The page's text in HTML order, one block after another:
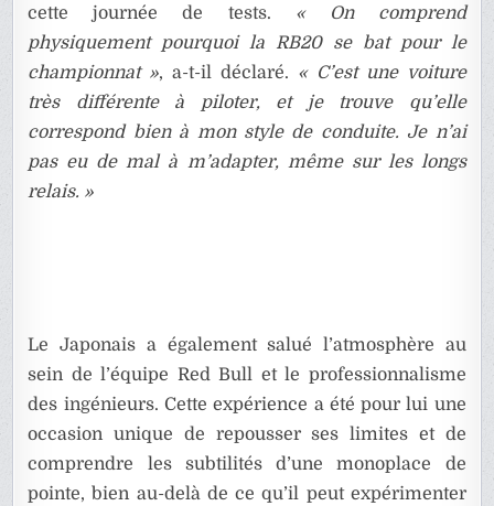
cette journée de tests. « On comprend
physiquement pourquoi la RB20 se bat pour le
championnat », a-t-il déclaré. « C’est une voiture
très différente à piloter, et je trouve qu’elle
correspond bien à mon style de conduite. Je n’ai
pas eu de mal à m’adapter, même sur les longs
relais. »
Le Japonais a également salué l’atmosphère au
sein de l’équipe Red Bull et le professionnalisme
des ingénieurs. Cette expérience a été pour lui une
occasion unique de repousser ses limites et de
comprendre les subtilités d’une monoplace de
pointe, bien au-delà de ce qu’il peut expérimenter